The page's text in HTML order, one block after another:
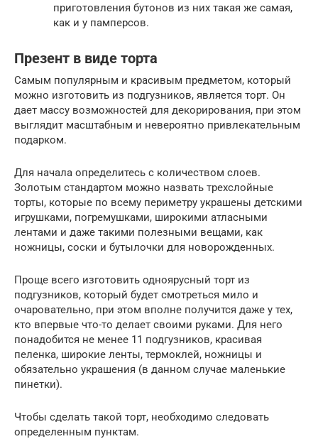
приготовления бутонов из них такая же самая,
как и у памперсов.
Презент в виде торта
Самым популярным и красивым предметом, который
можно изготовить из подгузников, является торт. Он
дает массу возможностей для декорирования, при этом
выглядит масштабным и невероятно привлекательным
подарком.
Для начала определитесь с количеством слоев.
Золотым стандартом можно назвать трехслойные
торты, которые по всему периметру украшены детскими
игрушками, погремушками, широкими атласными
лентами и даже такими полезными вещами, как
ножницы, соски и бутылочки для новорожденных.
Проще всего изготовить одноярусный торт из
подгузников, который будет смотреться мило и
очаровательно, при этом вполне получится даже у тех,
кто впервые что-то делает своими руками. Для него
понадобится не менее 11 подгузников, красивая
пеленка, широкие ленты, термоклей, ножницы и
обязательно украшения (в данном случае маленькие
пинетки).
Чтобы сделать такой торт, необходимо следовать
определенным пунктам.